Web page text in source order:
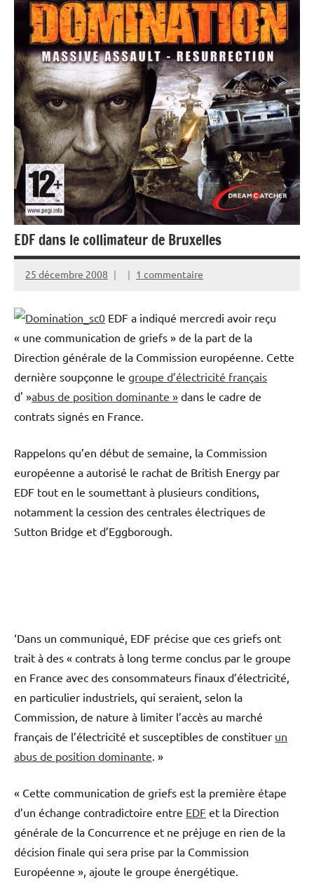
EDF dans le collimateur de Bruxelles
25 décembre 2008 1 commentaire
EDF a indiqué mercredi avoir reçu
« une communication de griefs » de la part de la
Direction générale de la Commission européenne. Cette
dernière soupçonne le groupe d’électricité français
d' »abus de position dominante » dans le cadre de
contrats signés en France.
Rappelons qu’en début de semaine, la Commission
européenne a autorisé le rachat de British Energy par
EDF tout en le soumettant à plusieurs conditions,
notamment la cession des centrales électriques de
Sutton Bridge et d’Eggborough.
‘Dans un communiqué, EDF précise que ces griefs ont
trait à des « contrats à long terme conclus par le groupe
en France avec des consommateurs finaux d’électricité,
en particulier industriels, qui seraient, selon la
Commission, de nature à limiter l’accès au marché
français de l’électricité et susceptibles de constituer un
abus de position dominante. »
« Cette communication de griefs est la première étape
d’un échange contradictoire entre EDF et la Direction
générale de la Concurrence et ne préjuge en rien de la
décision finale qui sera prise par la Commission
Européenne », ajoute le groupe énergétique.